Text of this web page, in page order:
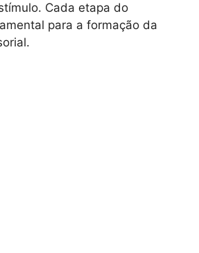
Cada etapa do
para a formação da